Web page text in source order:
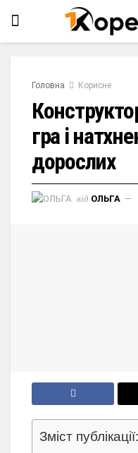
Головна Корисне
гра і
дорослих
від ОЛЬГА
Зміст публікації: